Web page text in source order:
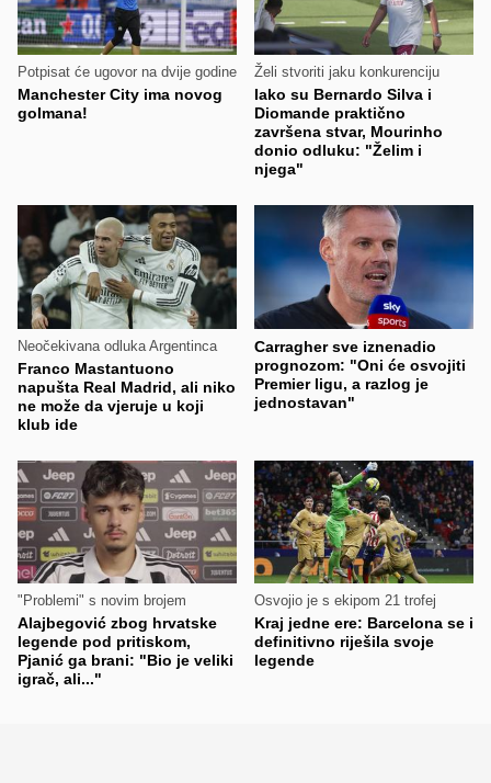
Potpisat će ugovor na dvije godine
Manchester City ima novog
golmana!
Želi stvoriti jaku konkurenciju
Iako su Bernardo Silva i
Diomande praktično
završena stvar, Mourinho
donio odluku: "Želim i
njega"
Neočekivana odluka Argentinca
Franco Mastantuono
napušta Real Madrid, ali niko
ne može da vjeruje u koji
klub ide
Carragher sve iznenadio
prognozom: "Oni će osvojiti
Premier ligu, a razlog je
jednostavan"
"Problemi" s novim brojem
Alajbegović zbog hrvatske
legende pod pritiskom,
Pjanić ga brani: "Bio je veliki
igrač, ali..."
Osvojio je s ekipom 21 trofej
Kraj jedne ere: Barcelona se i
definitivno riješila svoje
legende